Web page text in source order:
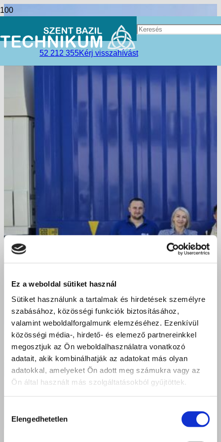
Ez a weboldal sütiket használ
Sütiket használunk a tartalmak és hirdetések személyre
szabásához, közösségi funkciók biztosításához,
valamint weboldalforgalmunk elemzéséhez. Ezenkívül
közösségi média-, hirdető- és elemező partnereinkkel
megosztjuk az Ön weboldalhasználatra vonatkozó
adatait, akik kombinálhatják az adatokat más olyan
adatokkal, amelyeket Ön adott meg számukra vagy az
Ön által használt más szolgáltatásokból gyűjtöttek.
kiválasztása
Elengedhetetlen
52 212 355Kérj visszahívást